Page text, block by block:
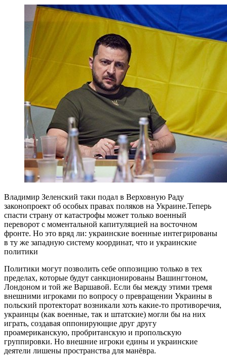
Владимир Зеленский таки подал в Верховную Раду
законопроект об особых правах поляков на Украине.Теперь
спасти страну от катастрофы может только военный
переворот с моментальной капитуляцией на восточном
фронте. Но это вряд ли: украинские военные интегрированы
в ту же западную систему координат, что и украинские
политики
Политики могут позволить себе оппозицию только в тех
пределах, которые будут санкционированы Вашингтоном,
Лондоном и той же Варшавой. Если бы между этими тремя
внешними игроками по вопросу о превращении Украины в
польский протекторат возникали хоть какие-то противоречия,
украинцы (как военные, так и штатские) могли бы на них
играть, создавая оппонирующие друг другу
проамериканскую, пробританскую и пропольскую
группировки. Но внешние игроки едины и украинские
деятели лишены пространства для манёвра.